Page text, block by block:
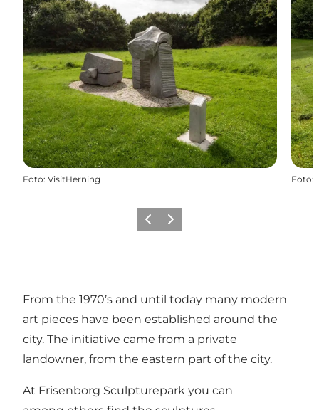
Foto: VisitHerning Foto:
ZurückWeiter
From the 1970’s and until today many modern
art pieces have been established around the
city. The initiative came from a private
landowner, from the eastern part of the city.
At Frisenborg Sculpturepark you can